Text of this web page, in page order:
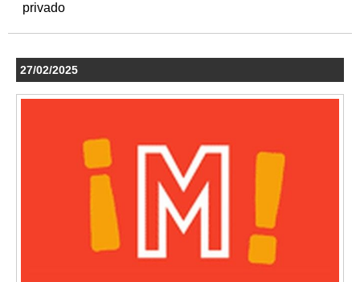
privado
27/02/2025